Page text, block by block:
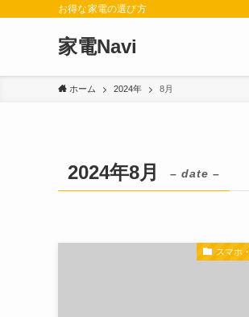
お得な家電の選び方
家電Navi
ホーム 2024年 8月
2024年8月 – date –
スマホ